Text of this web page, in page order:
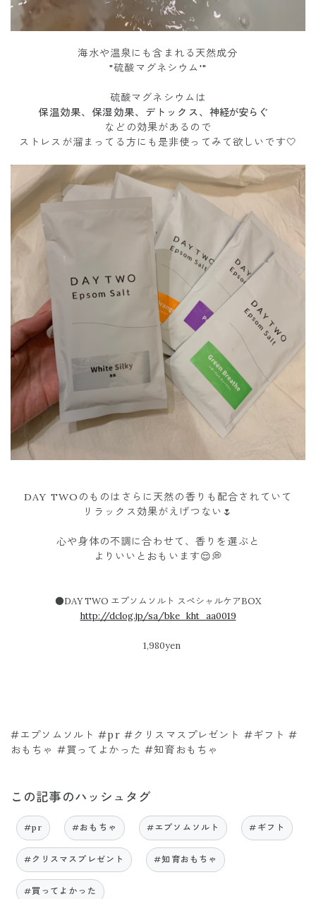
海水や温泉にも含まれる天然成分
"硫酸マグネシウム'"
硫酸マグネシウムは
保温効果、保湿効果、デトックス、 神経が安らぐ
などの効果があるので
ストレスが溜まってる方にも是非使ってみて欲しいです🤍
DAY TWOのものはさらに天然の香りも配合されていて
リラックス効果がえげつない🌷
心や身体の不調に合わせて、香りを選ぶと
よりいいとおもいます😌💭
●DAY TWO エプソムソルト スペシャルケアBOX
http://dclog.jp/sa/bke_kht_aa0019
1,980yen
#エプソムソルト #pr #クリスマスプレゼント #ギフト #
おもちゃ #買ってよかった #知育おもちゃ
この記事のハッシュタグ
#pr #おもちゃ #エプソムソルト #ギフト
#クリスマスプレゼント #知育おもちゃ
#買ってよかった